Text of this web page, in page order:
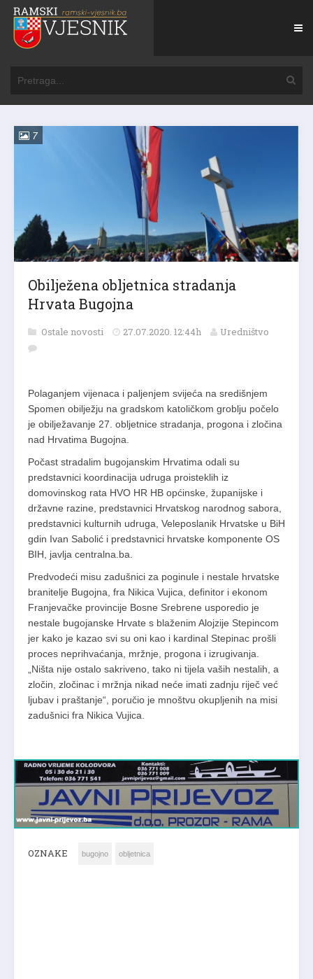
7
Obilježena obljetnica stradanja
Hrvata Bugojna
Ostale novosti 27.07.2020. 12:44h Uredništvo
Polaganjem vijenaca i paljenjem svijeća na središnjem
Spomen obilježju na gradskom katoličkom groblju počelo
je obilježavanje 27. obljetnice stradanja, progona i zločina
nad Hrvatima Bugojna.
Počast stradalim bugojanskim Hrvatima odali su
predstavnici koordinacija udruga proisteklih iz
domovinskog rata HVO HR HB općinske, županijske i
državne razine, predstavnici Hrvatskog narodnog sabora,
predstavnici kulturnih udruga, Veleposlanik Hrvatske u BiH
gdin Ivan Sabolić i predstavnici hrvatske komponente OS
BIH, javlja centralna.ba.
Predvodeći misu zadušnici za poginule i nestale hrvatske
branitelje Bugojna, fra Nikica Vujica, definitor i ekonom
Franjevačke provincije Bosne Srebrene usporedio je
nestale bugojanske Hrvate s blaženim Alojzije Stepincom
jer kako je kazao svi su oni kao i kardinal Stepinac prošli
proces neprihvaćanja, mržnje, progona i izrugivanja.
„Ništa nije ostalo sakriveno, tako ni tijela vaših nestalih, a
zločin, zločinac i mržnja nikad neće imati zadnju riječ već
ljubav i praštanje“, poručio je mnoštvu okupljenih na misi
zadušnici fra Nikica Vujica.
OZNAKE bugojno obljetnica